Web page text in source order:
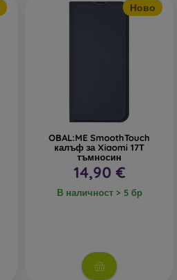
Ново
OBAL:ME SmoothTouch
калъф за Xiaomi 17T
тъмносин
14,90 €
В наличност > 5 бр